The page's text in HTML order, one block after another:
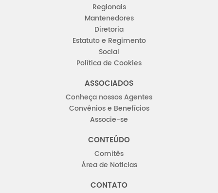
Regionais
Mantenedores
Diretoria
Estatuto e Regimento
Social
Política de Cookies
ASSOCIADOS
Conheça nossos Agentes
Convênios e Benefícios
Associe-se
CONTEÚDO
Comitês
Área de Noticias
CONTATO